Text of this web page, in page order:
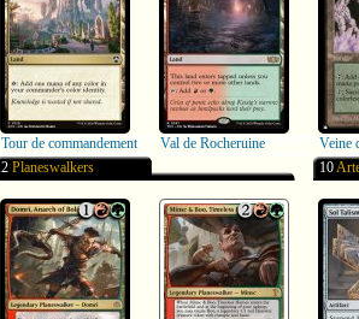
Tour de commandement Val de Rocheruine Veine
2 Planeswalkers 10